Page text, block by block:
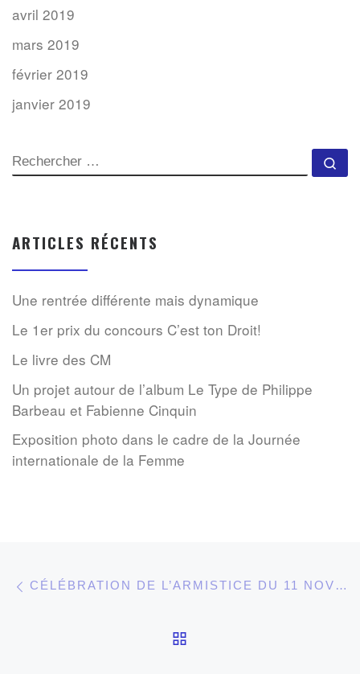
avril 2019
mars 2019
février 2019
janvier 2019
SEARCH
ARTICLES RÉCENTS
Une rentrée différente mais dynamique
Le 1er prix du concours C’est ton Droit!
Le livre des CM
Un projet autour de l’album Le Type de Philippe
Barbeau et Fabienne Cinquin
Exposition photo dans le cadre de la Journée
internationale de la Femme
Parcourir les articles CÉLÉBRATION DE L’ARMISTICE DU 11 NOVEMBRE